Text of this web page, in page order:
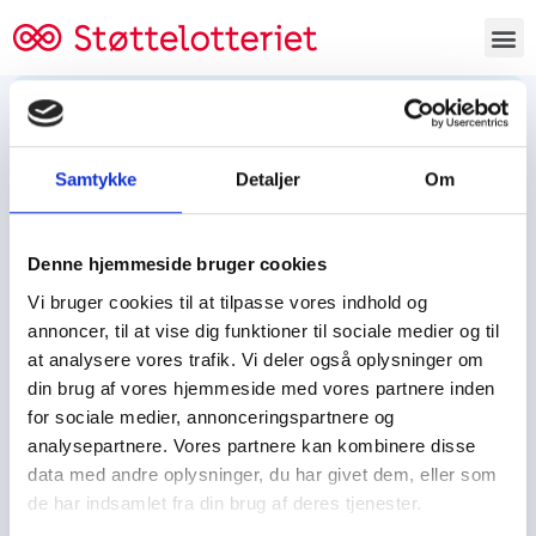
Samtykke Detaljer Om
Denne hjemmeside bruger cookies
Vi bruger cookies til at tilpasse vores indhold og
annoncer, til at vise dig funktioner til sociale medier og til
at analysere vores trafik. Vi deler også oplysninger om
din brug af vores hjemmeside med vores partnere inden
for sociale medier, annonceringspartnere og
analysepartnere. Vores partnere kan kombinere disse
data med andre oplysninger, du har givet dem, eller som
de har indsamlet fra din brug af deres tjenester.
Tjen penge og støt
Tjen penge til:
Spejdere/spejdergruppen/FDF’ere, m.fl.
Kontor
Tjenpengeogstoet.dk
Ejby Industrivej 91
DK – 2600 Glostrup
CVR: 19347508